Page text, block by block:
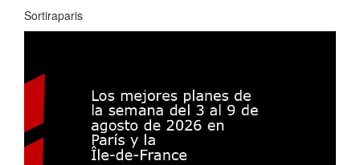
Sortiraparis